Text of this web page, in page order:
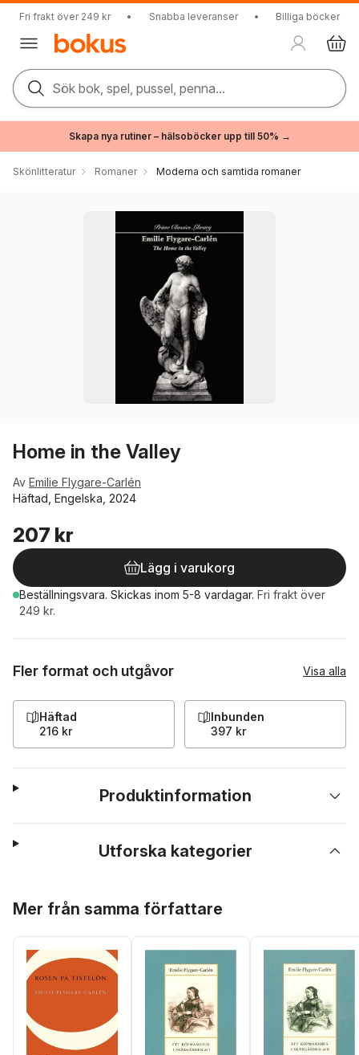
Fri frakt över 249 kr • Snabba leveranser • Billiga böcker
Sök bok, spel, pussel, penna...
Skapa nya rutiner – hälsoböcker upp till 50% →
Skönlitteratur Romaner Moderna och samtida romaner
Home in the Valley
Av Emilie Flygare-Carlén
Häftad, Engelska, 2024
207 kr
Lägg i varukorg
Beställningsvara. Skickas inom 5-8 vardagar. Fri frakt över
249 kr.
Fler format och utgåvor Visa alla
Häftad
216 kr
Inbunden
397 kr
Produktinformation
Utforska kategorier
Mer från samma författare